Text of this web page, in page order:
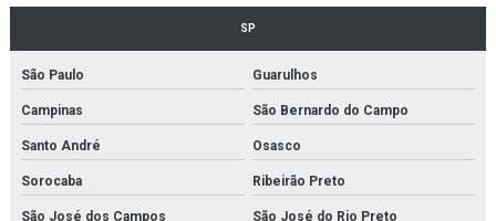
SP
São Paulo Guarulhos
Campinas São Bernardo do Campo
Santo André Osasco
Sorocaba Ribeirão Preto
São José dos Campos São José do Rio Preto